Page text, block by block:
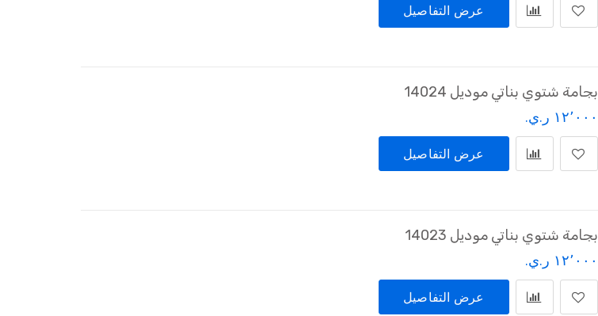
عرض التفاصيل
بجامة شتوي بناتي موديل 14024
١٢٬٠٠٠ ر.ي.‏
عرض التفاصيل
بجامة شتوي بناتي موديل 14023
١٢٬٠٠٠ ر.ي.‏
عرض التفاصيل